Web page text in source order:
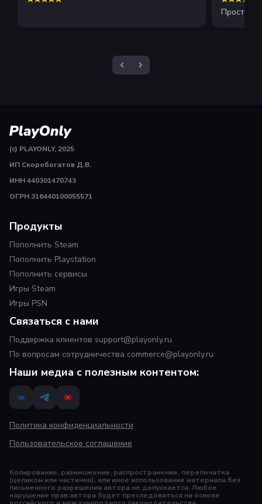
Просто и
(c) PLAYONLY, 2025
ИП Скоробогатов Д.В.
ИНН 440301470743
ОГРН 316440100055571
Продукты
Пополнить Steam
Пополнить Playstation
Пополнить сервисы
Игры Steam
Игры PSN
Связаться с нами
Поддержка клиентов support@playonly.ru
По вопросам сотрудничества commerce@playonly.ru
Наши медиа с полезным контентом:
Политика конфиденциальности
Пользовательское соглашение
Копирование, размножение, распространение, перепечатка
(целиком или частично), или иное использование материала без
письменного разрешения автора не допускается. Любое
нарушение прав автора будет преследоваться на основе